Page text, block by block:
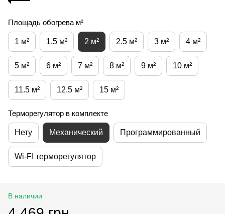
Площадь обогрева м²
1 м² 1.5 м² 2 м² 2.5 м² 3 м² 4 м²
5 м² 6 м² 7 м² 8 м² 9 м² 10 м²
11.5 м² 12.5 м² 15 м²
Терморегулятор в комплекте
Нету Механический Программированный
Wi-FI терморегулятор
В наличии